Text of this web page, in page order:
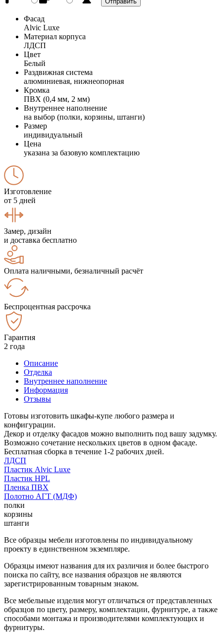
Фасад
Alvic Luxe
Материал корпуса
ЛДСП
Цвет
Белый
Раздвижная система
алюминиевая, нижнеопорная
Кромка
ПВХ (0,4 мм, 2 мм)
Внутреннее наполнение
на выбор (полки, корзины, штанги)
Размер
индивидуальный
Цена
указана за базовую комплектацию
Изготовление
от 5 дней
Замер, дизайн
и доставка бесплатно
Оплата наличными, безналичный расчёт
Беспроцентная рассрочка
Гарантия
2 года
Описание
Отделка
Внутреннее наполнение
Информация
Отзывы
Готовы изготовить шкафы-купе любого размера и
конфигурации.
Декор и отделку фасадов можно выполнить под вашу задумку.
Возможно сочетание нескольких цветов в одном фасаде.
Бесплатная сборка в течение 1-2 рабочих дней.
ЛДСП
Пластик Alvic Luxe
Пластик HPL
Пленка ПВХ
Полотно АГТ (МДФ)
полки
корзины
штанги
Все образцы мебели изготовлены по индивидуальному
проекту в единственном экземпляре.
Образцы имеют названия для их различия и более быстрого
поиска по сайту, все названия образцов не являются
зарегистрированным товарным знаком.
Все мебельные изделия могут отличаться от представленных
образцов по цвету, размеру, комплектации, фурнитуре, а также
способами монтажа и производителями комплектующих и
фурнитуры.